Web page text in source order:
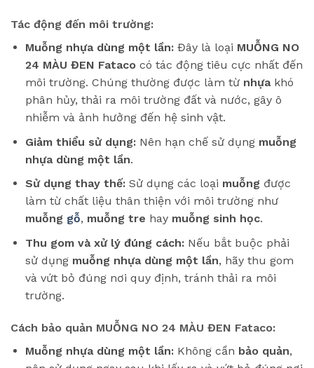
Tác động đến môi trường:
Muỗng nhựa dùng một lần:Đây là loại MUỖNG NO
24 MÀU ĐEN Fatacocó tác động tiêu cực nhất đến
môi trường. Chúng thường được làm từ nhựakhó
phân hủy, thải ra môi trường đất và nước, gây ô
nhiễm và ảnh hưởng đến hệ sinh vật.
Giảm thiểu sử dụng:Nên hạn chế sử dụng muỗng
nhựa dùng một lần.
Sử dụng thay thế:Sử dụng các loại muỗng được
làm từ chất liệu thân thiện với môi trường như
muỗng gỗ, muỗng tre hay muỗng sinh học.
Thu gom và xử lý đúng cách:Nếu bắt buộc phải
sử dụng muỗng nhựa dùng một lần, hãy thu gom
và vứt bỏ đúng nơi quy định, tránh thải ra môi
trường.
Cách bảo quản MUỖNG NO 24 MÀU ĐEN Fataco:
Muỗng nhựa dùng một lần:Không cần bảo quản,